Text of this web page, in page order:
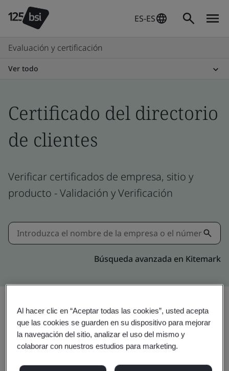
ES-ES
Evaluación y certificación
Ver todo
Certificado del directorio
de clientes
Verificar certificados de empresa, sitio y
producto - Validación y Verificación
Búsqueda avanzada en Kitemark
Compartir:
Al hacer clic en “Aceptar todas las cookies”, usted acepta
que las cookies se guarden en su dispositivo para mejorar
la navegación del sitio, analizar el uso del mismo y
colaborar con nuestros estudios para marketing.